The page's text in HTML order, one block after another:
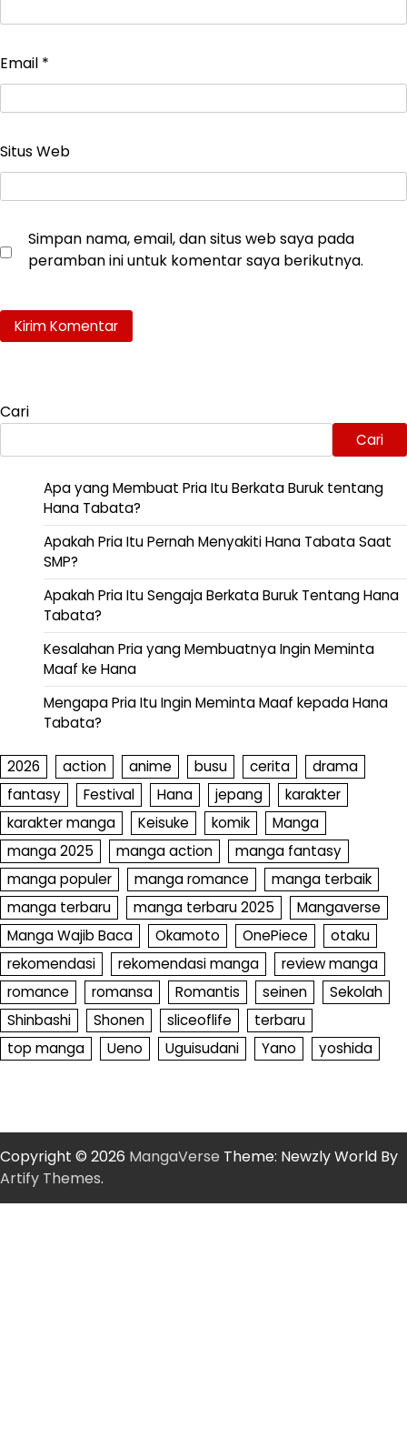
Email *
Situs Web
Simpan nama, email, dan situs web saya pada
peramban ini untuk komentar saya berikutnya.
Cari
Cari
Apa yang Membuat Pria Itu Berkata Buruk tentang
Hana Tabata?
Apakah Pria Itu Pernah Menyakiti Hana Tabata Saat
SMP?
Apakah Pria Itu Sengaja Berkata Buruk Tentang Hana
Tabata?
Kesalahan Pria yang Membuatnya Ingin Meminta
Maaf ke Hana
Mengapa Pria Itu Ingin Meminta Maaf kepada Hana
Tabata?
2026 action anime busu cerita
drama
fantasy
Festival Hana jepang
karakter
karakter manga
Keisuke komik
Manga
manga 2025
manga action
manga fantasy
manga populer
manga romance
manga terbaik
manga terbaru
manga terbaru 2025
Mangaverse
Manga Wajib Baca
Okamoto OnePiece
otaku
rekomendasi
rekomendasi manga
review manga
romance
romansa Romantis seinen
Sekolah
Shinbashi
Shonen sliceoflife
terbaru
top manga
Ueno Uguisudani Yano yoshida
Copyright © 2026 MangaVerse Theme: Newzly World By
Artify Themes.